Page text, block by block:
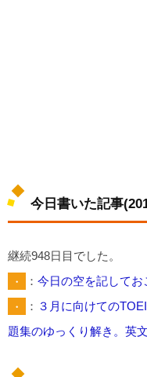
今日書いた記事
継続948日目でした。
・
： 今日の空を記してお
・
： ３月に向けての
題集のゆっくり解き。英